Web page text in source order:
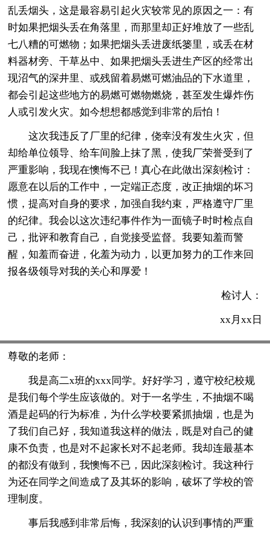
乱丢烟头，这是最容易引起火灾较常见的原因之一：有
时如果把烟头丢在角落里，而那里却正好堆放了一些乱
七八糟的可燃物；如果把烟头丢进废纸篓里，或丢在材
料器材旁、干草丛中、如果把烟头丢进生产区的经常出
现沼气的深井里、或残留着易燃可燃油品的下水道里，
都会引起这些地方的易燃可燃物燃烧，甚至发生爆炸伤
人或引发火灾。如今想想都感觉到非常的后怕！
这次我违反了厂里的纪律，侥幸没有发生火灾，但
却给单位领导、给车间脸上抹了黑，使我厂荣誉受到了
严重影响，我现在懊悔不已！真心在此做出深刻检讨：
愿意在以后的工作中，一定端正态度，改正抽烟的坏习
惯，提高对自身的要求，加强自我约束，严格遵守厂里
的纪律。我会以这次违纪事件作为一面镜子时时检点自
己，批评和教育自己，自觉接受监督。我要知羞而警
醒，知羞而奋进，化羞为动力，以更加努力的工作来回
报各级领导对我的关心和厚爱！
检讨人：
xx月xx日
尊敬的老师：
我是高二x班的xxx同学。好好学习，遵守校纪校规
是我们每个学生应该做的。对于一名学生，不抽烟不喝
酒是起码的行为标准，为什么学校要紧抓抽烟，也是为
了我们自己好，我知道我这样的做法，既是对自己的健
康不负责，也是对不起家长对不起老师。我却连最基本
的都没有做到，我懊悔不已，因此深刻检讨。我这种行
为还在同学之间造成了及其坏的影响，破坏了学校的管
理制度。
事后我感到非常后悔，我深刻的认识到事情的严重